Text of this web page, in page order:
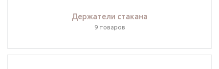
Держатели стакана